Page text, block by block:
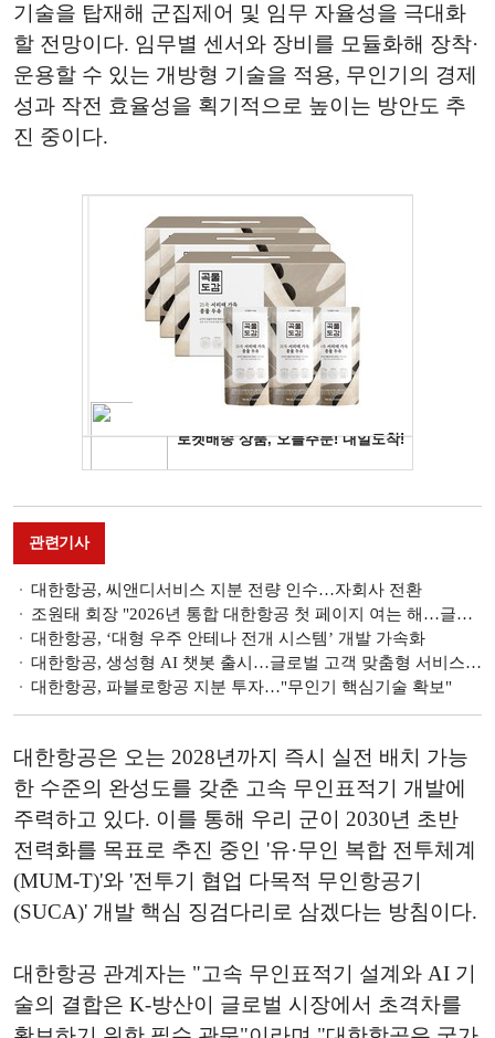
기술을 탑재해 군집제어 및 임무 자율성을 극대화
할 전망이다. 임무별 센서와 장비를 모듈화해 장착·
운용할 수 있는 개방형 기술을 적용, 무인기의 경제
성과 작전 효율성을 획기적으로 높이는 방안도 추
진 중이다.
관련기사
대한항공, 씨앤디서비스 지분 전량 인수…자회사 전환
조원태 회장 "2026년 통합 대한항공 첫 페이지 여는 해…글로벌 메가 캐리어 도약"
대한항공, ‘대형 우주 안테나 전개 시스템’ 개발 가속화
대한항공, 생성형 AI 챗봇 출시…글로벌 고객 맞춤형 서비스 제공
대한항공, 파블로항공 지분 투자…"무인기 핵심기술 확보"
대한항공은 오는 2028년까지 즉시 실전 배치 가능
한 수준의 완성도를 갖춘 고속 무인표적기 개발에
주력하고 있다. 이를 통해 우리 군이 2030년 초반
전력화를 목표로 추진 중인 '유·무인 복합 전투체계
(MUM-T)'와 '전투기 협업 다목적 무인항공기
(SUCA)' 개발 핵심 징검다리로 삼겠다는 방침이다.
대한항공 관계자는 "고속 무인표적기 설계와 AI 기
술의 결합은 K-방산이 글로벌 시장에서 초격차를